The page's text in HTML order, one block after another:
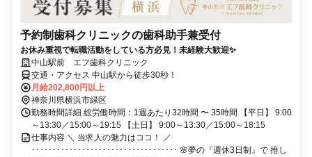
予約制歯科クリニックの歯科助手兼受付
お休み重視で転職活動をしている方必見！未経験大歓迎✨
中山駅前 エフ歯科クリニック
交通・アクセス 中山駅から徒歩30秒！
月給202,800円以上
神奈川県横浜市緑区
勤務時間詳細 総労働時間：1週あたり32時間 〜 35時間 【平日】 9:00
～13:30／15:00～19:15 【土日】 9:00～13:30／15:00～18:15
仕事内容 ＼ 当求人の魅力はココ！ ／
･･･････････････････････････････････ 🌸夢の『週休3日制』で 推し